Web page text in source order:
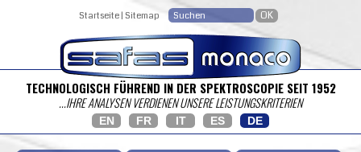
Startseite |Sitemap
TECHNOLOGISCH FÜHREND IN DER SPEKTROSCOPIE SEIT 1952
...IHRE ANALYSEN VERDIENEN UNSERE LEISTUNGSKRITERIEN
EN FR IT ES DE